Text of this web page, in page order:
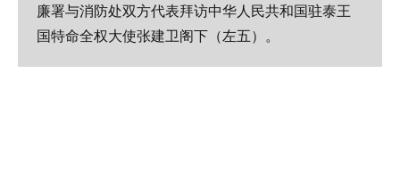
廉署与消防处双方代表拜访中华人民共和国驻泰王
国特命全权大使张建卫阁下（左五）。